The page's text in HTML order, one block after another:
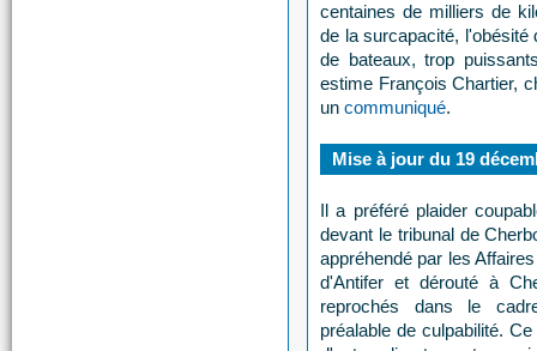
centaines de milliers de
de la surcapacité, l'obésité
de bateaux, trop
estime François Chartier,
uncommuniqué.
Mise à jour du 19
Il a préféré plaider
devant le tribunal de
appréhendé par les
d'Antifer et dérouté à
reprochés dans le
préalable de culpabilité.